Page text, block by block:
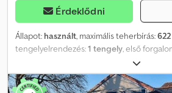
Érdeklődni
Állapot: használt, maximális teherbírás:
tengelyelrendezés:1 tengely , első
, rakodótér
szélesség:1 550 mm, teljes magasság:600
GW26GA00654 Gyártó: STEMA, Típus: MT